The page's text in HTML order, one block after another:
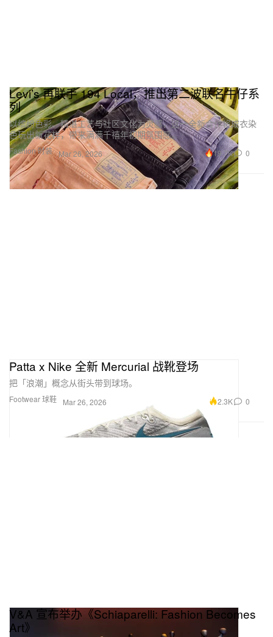
Fashion 时装
Levi’s 再联手 194 Local，推出第二波联名牛仔系
列
以缤纷色彩、精湛工艺与社区文化为灵感，这一全新合作将成衣染
色玩出新花样，带来满满千禧年初期氛围感。
Mar 26, 2026 19.7K 0
Footwear 球鞋
Patta x Nike 全新 Mercurial 战靴登场
把「浪潮」概念从街头带到球场。
Mar 26, 2026 2.3K 0
V&A 宣布举办《Schiaparelli: Fashion Becomes
Art》